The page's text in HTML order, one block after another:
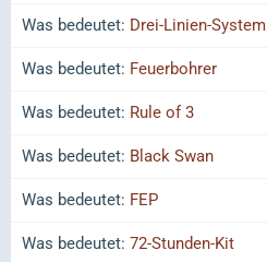
Was bedeutet: Drei-Linien-System
Was bedeutet: Feuerbohrer
Was bedeutet: Rule of 3
Was bedeutet: Black Swan
Was bedeutet: FEP
Was bedeutet: 72-Stunden-Kit